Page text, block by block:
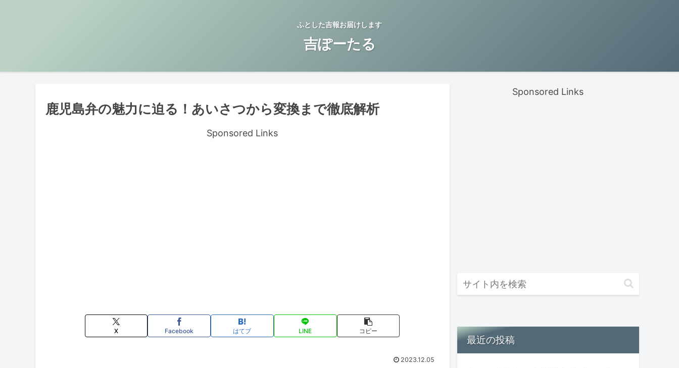
ふとした吉報お届けします
吉ぽーたる
鹿児島弁の魅力に迫る！あいさつから変換まで徹底解析
Sponsored Links
X Facebook はてブ LINE コピー
2023.12.05
Sponsored Links
最近の投稿